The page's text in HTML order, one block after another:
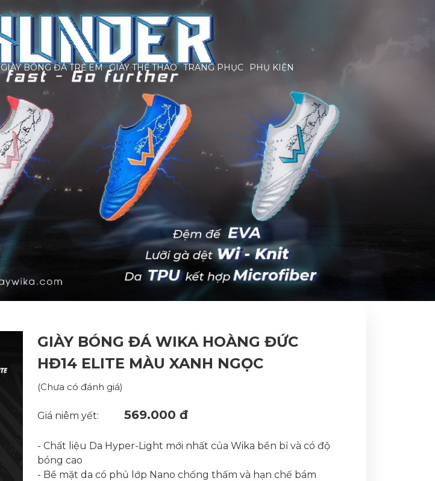
GIÀY BÓNG ĐÁ TRẺ EM GIÀY THỂ THAO TRANG PHỤC PHỤ KIỆN
GIÀY BÓNG ĐÁ WIKA HOÀNG ĐỨC
HĐ14 ELITE MÀU XANH NGỌC
(Chưa có đánh giá)
Giá niêm yết: 569.000 đ
- Chất liệu Da Hyper-Light mới nhất của Wika bền bỉ và có độ
bóng cao
- Bề mặt da có phủ lớp Nano chống thấm và hạn chế bám